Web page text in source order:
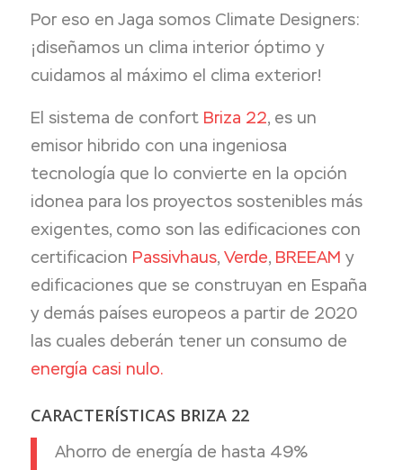
Por eso en Jaga somos Climate Designers:
¡diseñamos un clima interior óptimo y
cuidamos al máximo el clima exterior!
El sistema de confort Briza 22, es un
emisor hibrido con una ingeniosa
tecnología que lo convierte en la opción
idonea para los proyectos sostenibles más
exigentes, como son las edificaciones con
certificacion Passivhaus, Verde, BREEAM y
edificaciones que se construyan en España
y demás países europeos a partir de 2020
las cuales deberán tener un consumo de
energía casi nulo.
CARACTERÍSTICAS BRIZA 22
Ahorro de energía de hasta 49%